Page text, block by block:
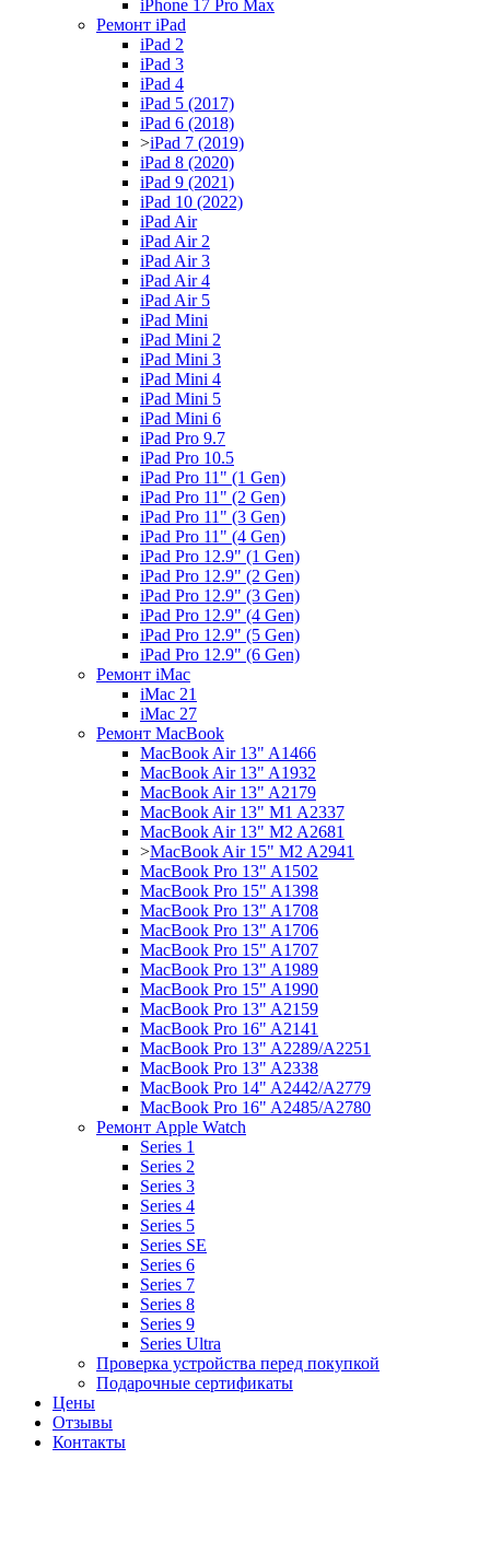
iPhone 17 Pro Max
Ремонт iPad
iPad 2
iPad 3
iPad 4
iPad 5 (2017)
iPad 6 (2018)
>iPad 7 (2019)
iPad 8 (2020)
iPad 9 (2021)
iPad 10 (2022)
iPad Air
iPad Air 2
iPad Air 3
iPad Air 4
iPad Air 5
iPad Mini
iPad Mini 2
iPad Mini 3
iPad Mini 4
iPad Mini 5
iPad Mini 6
iPad Pro 9.7
iPad Pro 10.5
iPad Pro 11" (1 Gen)
iPad Pro 11" (2 Gen)
iPad Pro 11" (3 Gen)
iPad Pro 11" (4 Gen)
iPad Pro 12.9" (1 Gen)
iPad Pro 12.9" (2 Gen)
iPad Pro 12.9" (3 Gen)
iPad Pro 12.9" (4 Gen)
iPad Pro 12.9" (5 Gen)
iPad Pro 12.9" (6 Gen)
Ремонт iMac
iMac 21
iMac 27
Ремонт MacBook
MacBook Air 13" A1466
MacBook Air 13" A1932
MacBook Air 13" A2179
MacBook Air 13" M1 A2337
MacBook Air 13" M2 A2681
>MacBook Air 15" M2 A2941
MacBook Pro 13" A1502
MacBook Pro 15" A1398
MacBook Pro 13" A1708
MacBook Pro 13" A1706
MacBook Pro 15" A1707
MacBook Pro 13" A1989
MacBook Pro 15" A1990
MacBook Pro 13" A2159
MacBook Pro 16" A2141
MacBook Pro 13" A2289/A2251
MacBook Pro 13" A2338
MacBook Pro 14" A2442/A2779
MacBook Pro 16" A2485/A2780
Ремонт Apple Watch
Series 1
Series 2
Series 3
Series 4
Series 5
Series SE
Series 6
Series 7
Series 8
Series 9
Series Ultra
Проверка устройства перед покупкой
Подарочные сертификаты
Цены
Отзывы
Контакты